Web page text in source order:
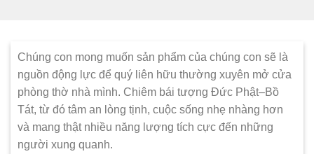
Chúng con mong muốn sản phẩm của chúng con sẽ là
nguồn động lực để quý liên hữu thường xuyên mở cửa
phòng thờ nhà mình. Chiêm bái tượng Đức Phật–Bồ
Tát, từ đó tâm an lòng tịnh, cuộc sống nhẹ nhàng hơn
và mang thật nhiều năng lượng tích cực đến những
người xung quanh.